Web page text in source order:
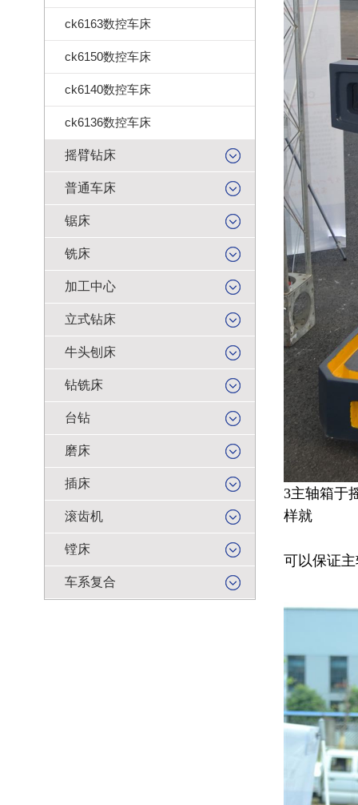
ck6163数控车床
ck6150数控车床
ck6140数控车床
ck6136数控车床
摇臂钻床
普通车床
锯床
铣床
加工中心
立式钻床
牛头刨床
钻铣床
台钻
磨床
插床
滚齿机
镗床
车系复合
3主轴箱于
样就
可以保证